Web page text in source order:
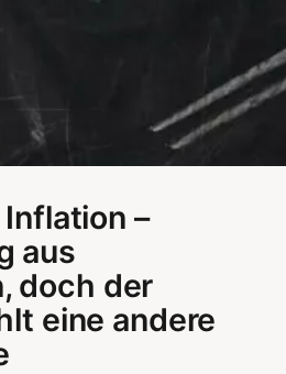
–
aus
doch der
eine andere